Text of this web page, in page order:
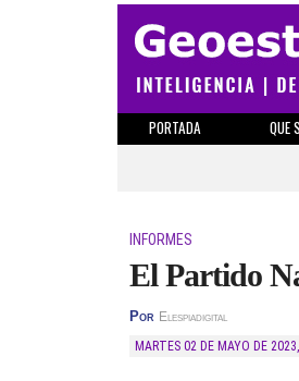
PORTADA QUE
INFORMES
El Partido
Por Elespiadigital
MARTES 02 DE MAYO DE 2023,